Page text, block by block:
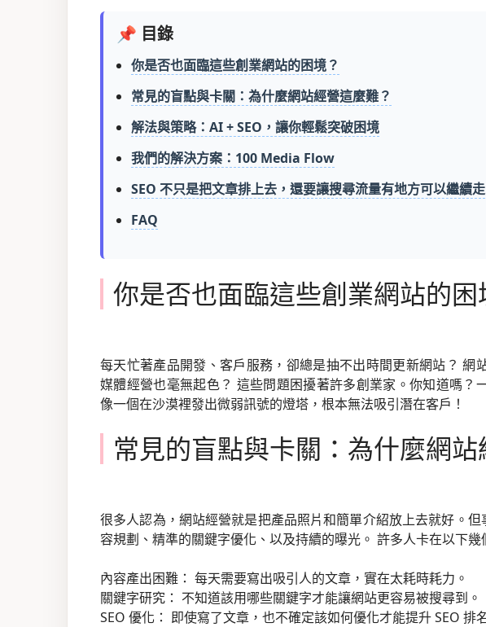
📌 目錄
你是否也面臨這些創業網站的困境？
常見的盲點與卡關：為什麼網站經營這麼難？
解法與策略：AI + SEO，讓你輕鬆突破困境
我們的解決方案：100 Media Flow
SEO 不只是把文章排上去，還要讓搜尋流量有地方可以繼續走
FAQ
你是否也面臨這些創業網站的困
每天忙著產品開發、客戶服務，卻總是抽不出時間更新網站？ 網
媒體經營也毫無起色？ 這些問題困擾著許多創業家。你知道嗎？
像一個在沙漠裡發出微弱訊號的燈塔，根本無法吸引潛在客戶！
常見的盲點與卡關：為什麼網站
很多人認為，網站經營就是把產品照片和簡單介紹放上去就好。
容規劃、精準的關鍵字優化、以及持續的曝光。 許多人卡在以下幾
內容產出困難： 每天需要寫出吸引人的文章，實在太耗時耗力。
關鍵字研究： 不知道該用哪些關鍵字才能讓網站更容易被搜尋到。
SEO 優化： 即使寫了文章，也不確定該如何優化才能提升 SEO 排